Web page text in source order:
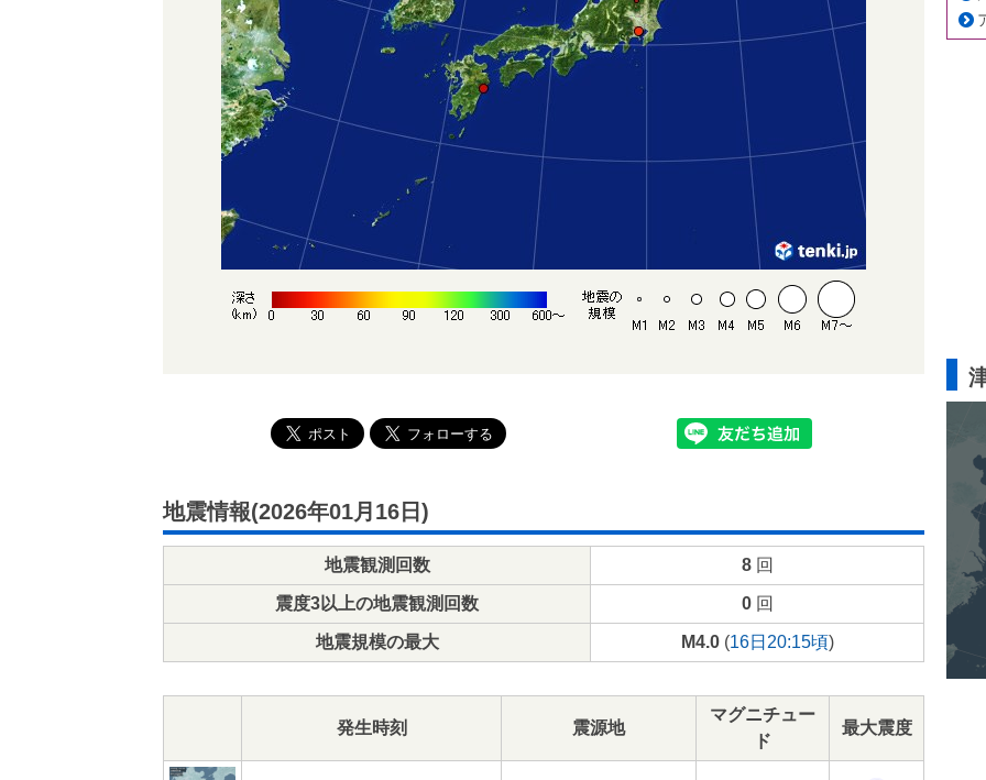
地震情報(2026年01月16日)
地震観測回数 8回
震度3以上の地震観測回数 0回
地震規模の最大 M4.0(16日20:15頃)
発生時刻 震源地
マグニチュー
ド
最大震度